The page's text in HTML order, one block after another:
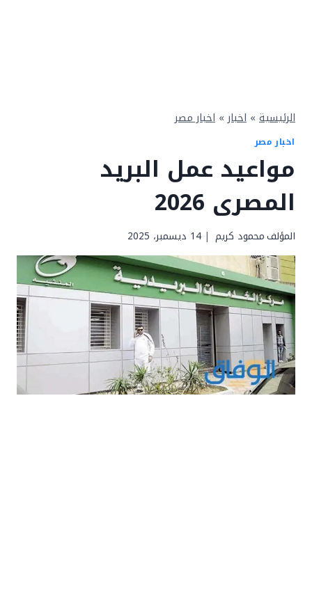
الرئيسية » اخبار » اخبار مصر
اخبار مصر
مواعيد عمل البريد
المصرى 2026
المؤلفمحمود كريم 14 ديسمبر، 2025